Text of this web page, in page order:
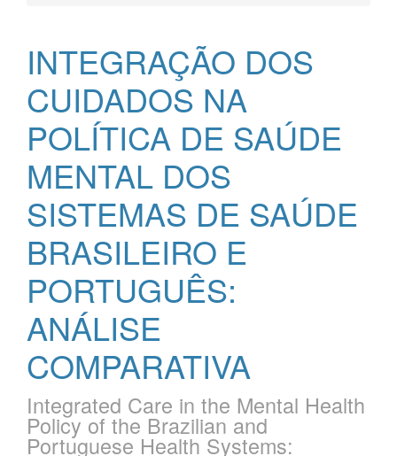
INTEGRAÇÃO DOS
CUIDADOS NA
POLÍTICA DE SAÚDE
MENTAL DOS
SISTEMAS DE SAÚDE
BRASILEIRO E
PORTUGUÊS:
ANÁLISE
COMPARATIVA
Integrated Care in the Mental Health
Policy of the Brazilian and
Portuguese Health Systems: